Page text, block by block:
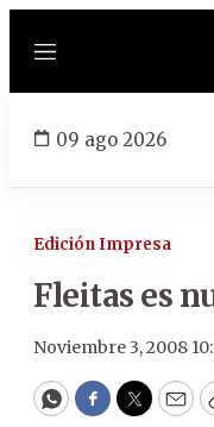
Menú
09 ago 2026
Edición Impresa
Fleitas es
Noviembre 3, 2008
WhatsApp
Facebook
Twitter